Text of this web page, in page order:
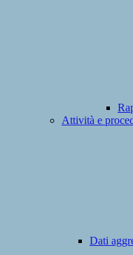
Attività e
Dati